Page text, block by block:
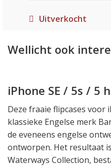
Uitverkocht
Wellicht ook
iPhone SE / 5s / 5
Deze fraaie flipcases voor
klassieke Engelse merk
de eveneens engelse
ontworpen. Het resultaat
Waterways Collection,